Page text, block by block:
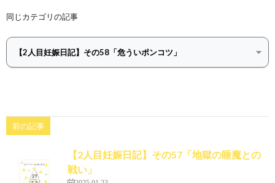
同じカテゴリの記事
前の記事
【2人目妊娠日記】その57「地獄の睡魔との
戦い」